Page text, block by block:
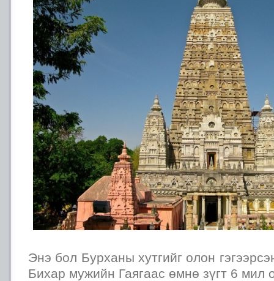
Энэ бол Бурханы хутгийг олон
Бихар мужийн Гаягаас өмнө зүгт 6 мил